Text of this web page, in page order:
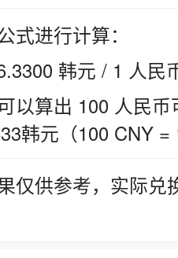
式进行计算：
韩元 / 1 人民
以算出 100 人民
韩元（100 CNY =
仅供参考，实际